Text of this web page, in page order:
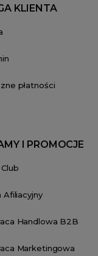
KLIENTA
płatności
I PROMOCJE
Afiliacyjny
Handlowa B2B
Marketingowa